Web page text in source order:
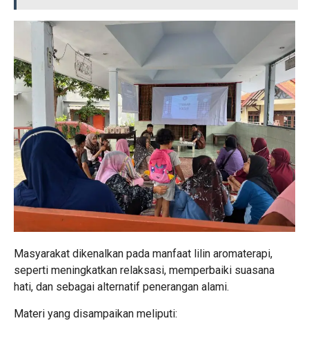
Masyarakat dikenalkan pada manfaat lilin aromaterapi,
seperti meningkatkan relaksasi, memperbaiki suasana
hati, dan sebagai alternatif penerangan alami.
Materi yang disampaikan meliputi: